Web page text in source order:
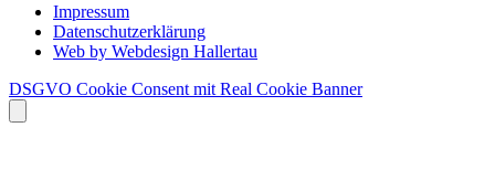
Impressum
Datenschutzerklärung
Web by Webdesign Hallertau
DSGVO Cookie Consent mit Real Cookie Banner